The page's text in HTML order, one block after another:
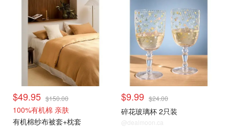
$49.95 $150.00
100%有机棉 亲肤
有机棉纱布被套+枕套
$9.99 $24.00
碎花玻璃杯 2只装
@dealmoon.ca